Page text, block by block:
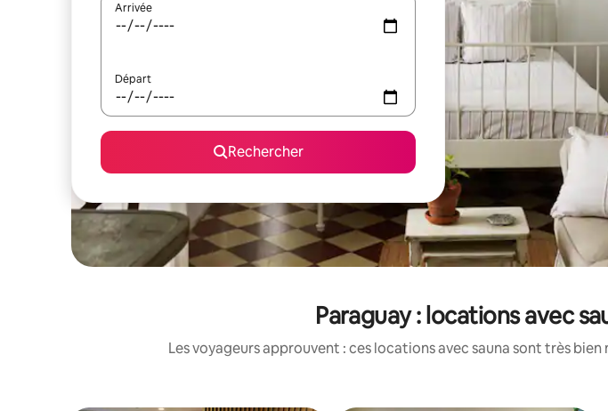
Arrivée
Départ
Rechercher
Paraguay : locations avec
Les voyageurs approuvent : ces locations avec sauna sont très